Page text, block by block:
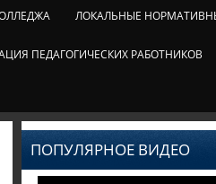
ЛОКАЛЬНЫЕ
ПЕДАГОГИЧЕСКИХ РАБОТНИКОВ
ПОПУЛЯРНОЕ ВИДЕО